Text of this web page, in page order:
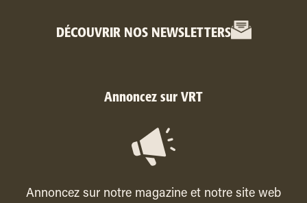
DÉCOUVRIR NOS NEWSLETTERS
Annoncez sur VRT
Annoncez sur notre magazine et notre site web